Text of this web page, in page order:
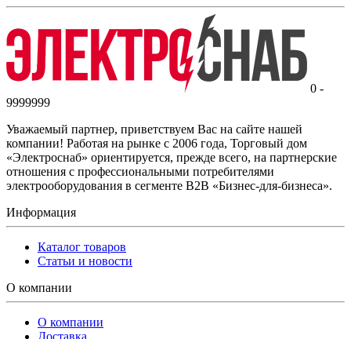
0 -
9999999
Уважаемый партнер, приветствуем Вас на сайте нашей
компании! Работая на рынке с 2006 года, Торговый дом
«Электроснаб» ориентируется, прежде всего, на партнерские
отношения с профессиональными потребителями
электрооборудования в сегменте B2B «Бизнес-для-бизнеса».
Информация
Каталог товаров
Статьи и новости
О компании
О компании
Доставка